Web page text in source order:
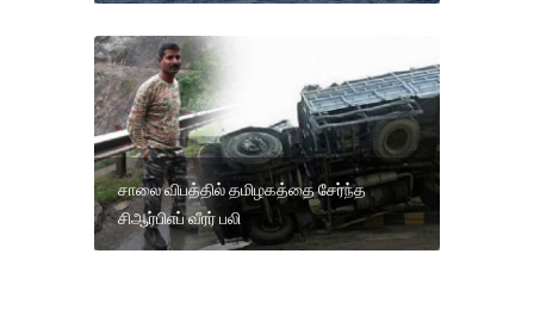
சாலை விபத்தில் தமிழகத்தை சேர்ந்த
சிஆர்பிஎப் வீரர் பலி